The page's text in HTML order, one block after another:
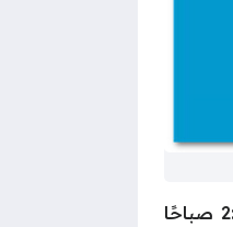
فيما يخص موعد مباراة argentina vs uruguay فإنها من المقرر أن تنطلق المباراة في تمام الساعة 1:30 صباحًا بتوقيت القاهرة، و2:30 صباحًا